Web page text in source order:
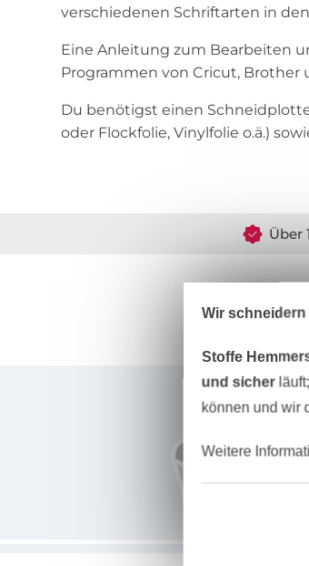
verschiedenen Schriftarten in
Eine Anleitung zum Bearbeiten
Programmen von Cricut,
Du benötigst einen
oder Flockfolie, Vinylfolie o.ä.)
Über
Für den Stoffe Hemmers Newsletter
Wir
Stoffe
und sicher
können und wir
Weitere